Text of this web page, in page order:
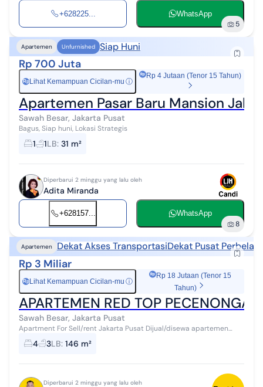
+628225... WhatsApp
5
Apartemen Unfurnished Siap Huni
Rp 700 Juta
Rp Lihat Kemampuan Cicilan-mu ⓘ
Rp 4 Jutaan (Tenor 15 Tahun)
Apartemen Pasar Baru Mansion
Sawah Besar, Jakarta Pusat
Bagus, Siap huni, Lokasi Strategis
1 1LB: 31 m²
Diperbarui 2 minggu yang lalu oleh
Adita Miranda
+628157... WhatsApp
8
Apartemen Dekat Akses TransportasiDekat Pusat
Rp 3 Miliar
RpLihat Kemampuan Cicilan-mu ⓘ
Rp 18 Jutaan (Tenor 15
Tahun)
APARTEMEN RED TOP PECENONGAN
Sawah Besar, Jakarta Pusat
Apartment For Sell/rent Jakarta Pusat Dijual/disewa apartemen
redtop pecenongan luas tanah = 146m2 kamar tidur = 3+1 kamar
mandi = 2+1 full fur...
4 3LB: 146 m²
Diperbarui 2 minggu yang lalu oleh